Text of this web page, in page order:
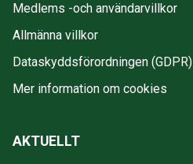
Medlems -och användarvillkor
Allmänna villkor
Dataskyddsförordningen (GDPR)
Mer information om cookies
AKTUELLT